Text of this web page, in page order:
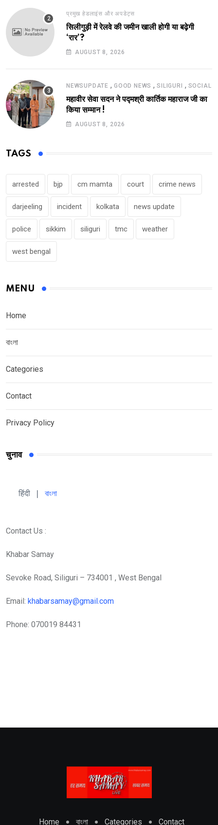
प्रमुख हेडलाइंस और अपडेट्स
सिलीगुड़ी में रेलवे की जमीन खाली होगी या बढ़ेगी
‘रार’?
AUGUST 8, 2026
NEWSUPDATE , GOOD NEWS ,SILIGURI , SOCIAL
महावीर सेवा सदन ने पद्मश्री कार्तिक महाराज जी का
किया सम्मान !
AUGUST 8, 2026
TAGS
arrested bjp cm mamta court crime news
darjeeling incident kolkata news update
police sikkim siliguri tmc weather
west bengal
MENU
Home
বাংলা
Categories
Contact
Privacy Policy
चुनाव
हिंदी বাংলা
Contact Us :
Khabar Samay
Sevoke Road, Siliguri – 734001 , West Bengal
Email: khabarsamay@gmail.com
Phone: 070019 84431
Home বাংলা Categories Contact